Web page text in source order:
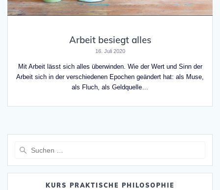
Arbeit besiegt alles
16. Juli 2020
Mit Arbeit lässt sich alles überwinden. Wie der Wert und Sinn der
Arbeit sich in der verschiedenen Epochen geändert hat: als Muse,
als Fluch, als Geldquelle…
KURS PRAKTISCHE PHILOSOPHIE